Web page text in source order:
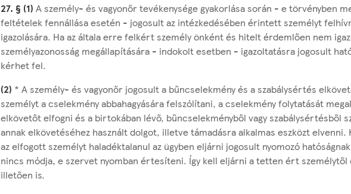
27. § (1) A személy- és vagyonőr tevékenysége gyakorlása során - e törvényben
feltételek fennállása esetén - jogosult az intézkedésében érintett személyt
igazolására. Ha az általa erre felkért személy önként és hitelt érdemlően nem
személyazonosság megállapítására - indokolt esetben - igazoltatásra jogosult
kérhet fel.
(2) * A személy- és vagyonőr jogosult a bűncselekmény és a szabálysértés
személyt a cselekmény abbahagyására felszólítani, a cselekmény folytatását
elkövetőt elfogni és a birtokában lévő, bűncselekményből vagy szabálysértésből
annak elkövetéséhez használt dolgot, illetve támadásra alkalmas eszközt elvenni.
az elfogott személyt haladéktalanul az ügyben eljárni jogosult nyomozó
nincs módja, e szervet nyomban értesíteni. Így kell eljárni a tetten ért
illetően is.